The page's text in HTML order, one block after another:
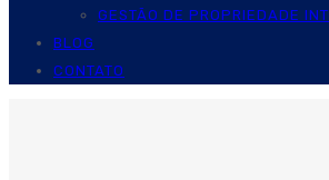
GESTÃO DE PROPRIEDADE
BLOG
CONTATO